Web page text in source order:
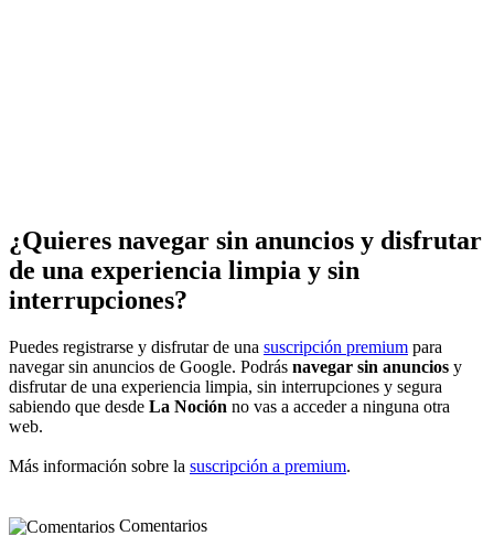
¿Quieres navegar sin anuncios y disfrutar
de una experiencia limpia y sin
interrupciones?
Puedes registrarse y disfrutar de una suscripción premium para
navegar sin anuncios de Google. Podrás navegar sin anuncios y
disfrutar de una experiencia limpia, sin interrupciones y segura
sabiendo que desde La Noción no vas a acceder a ninguna otra
web.
Más información sobre la suscripción a premium.
Comentarios